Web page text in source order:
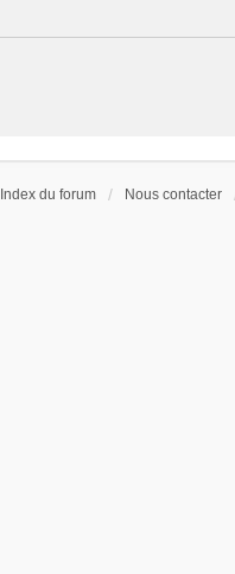
Index du forum Nous contacter